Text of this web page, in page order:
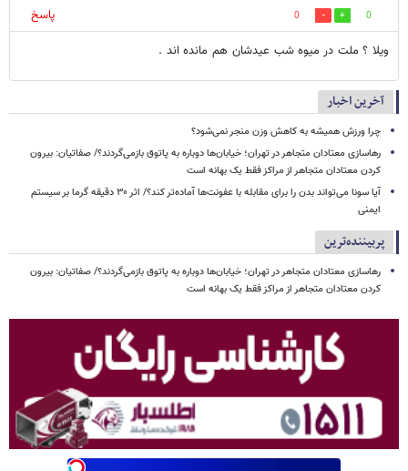
0
0
پاسخ
ویلا ؟ ملت در میوه شب عیدشان هم مانده اند .
آخرین اخبار
چرا ورزش همیشه به کاهش وزن منجر نمی‌شود؟
رهاسازی معتادان متجاهر در تهران؛ خیابان‌ها دوباره به پاتوق بازمی‌گردند؟/ صفاتیان: بیرون
کردن معتادان متجاهر از مراکز فقط یک بهانه است
آیا سونا می‌تواند بدن را برای مقابله با عفونت‌ها آماده‌تر کند؟/ اثر ۳۰ دقیقه گرما بر سیستم
ایمنی
پربیننده‌ترین
رهاسازی معتادان متجاهر در تهران؛ خیابان‌ها دوباره به پاتوق بازمی‌گردند؟/ صفاتیان: بیرون
کردن معتادان متجاهر از مراکز فقط یک بهانه است